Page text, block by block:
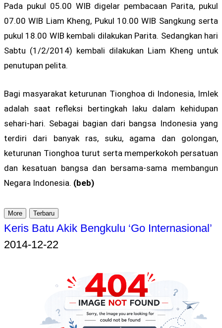
Pada pukul 05.00 WIB digelar pembacaan Parita, pukul
07.00 WIB Liam Kheng, Pukul 10.00 WIB Sangkung serta
pukul 18.00 WIB kembali dilakukan Parita. Sedangkan hari
Sabtu (1/2/2014) kembali dilakukan Liam Kheng untuk
penutupan pelita.
Bagi masyarakat keturunan Tionghoa di Indonesia, Imlek
adalah saat refleksi bertingkah laku dalam kehidupan
sehari-hari. Sebagai bagian dari bangsa Indonesia yang
terdiri dari banyak ras, suku, agama dan golongan,
keturunan Tionghoa turut serta memperkokoh persatuan
dan kesatuan bangsa dan bersama-sama membangun
Negara Indonesia. (beb)
More Terbaru
Keris Batu Akik Bengkulu ‘Go Internasional’
2014-12-22